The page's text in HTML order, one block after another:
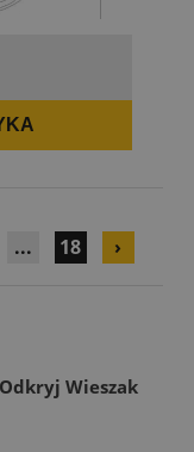
... 18 ›
Wieszak